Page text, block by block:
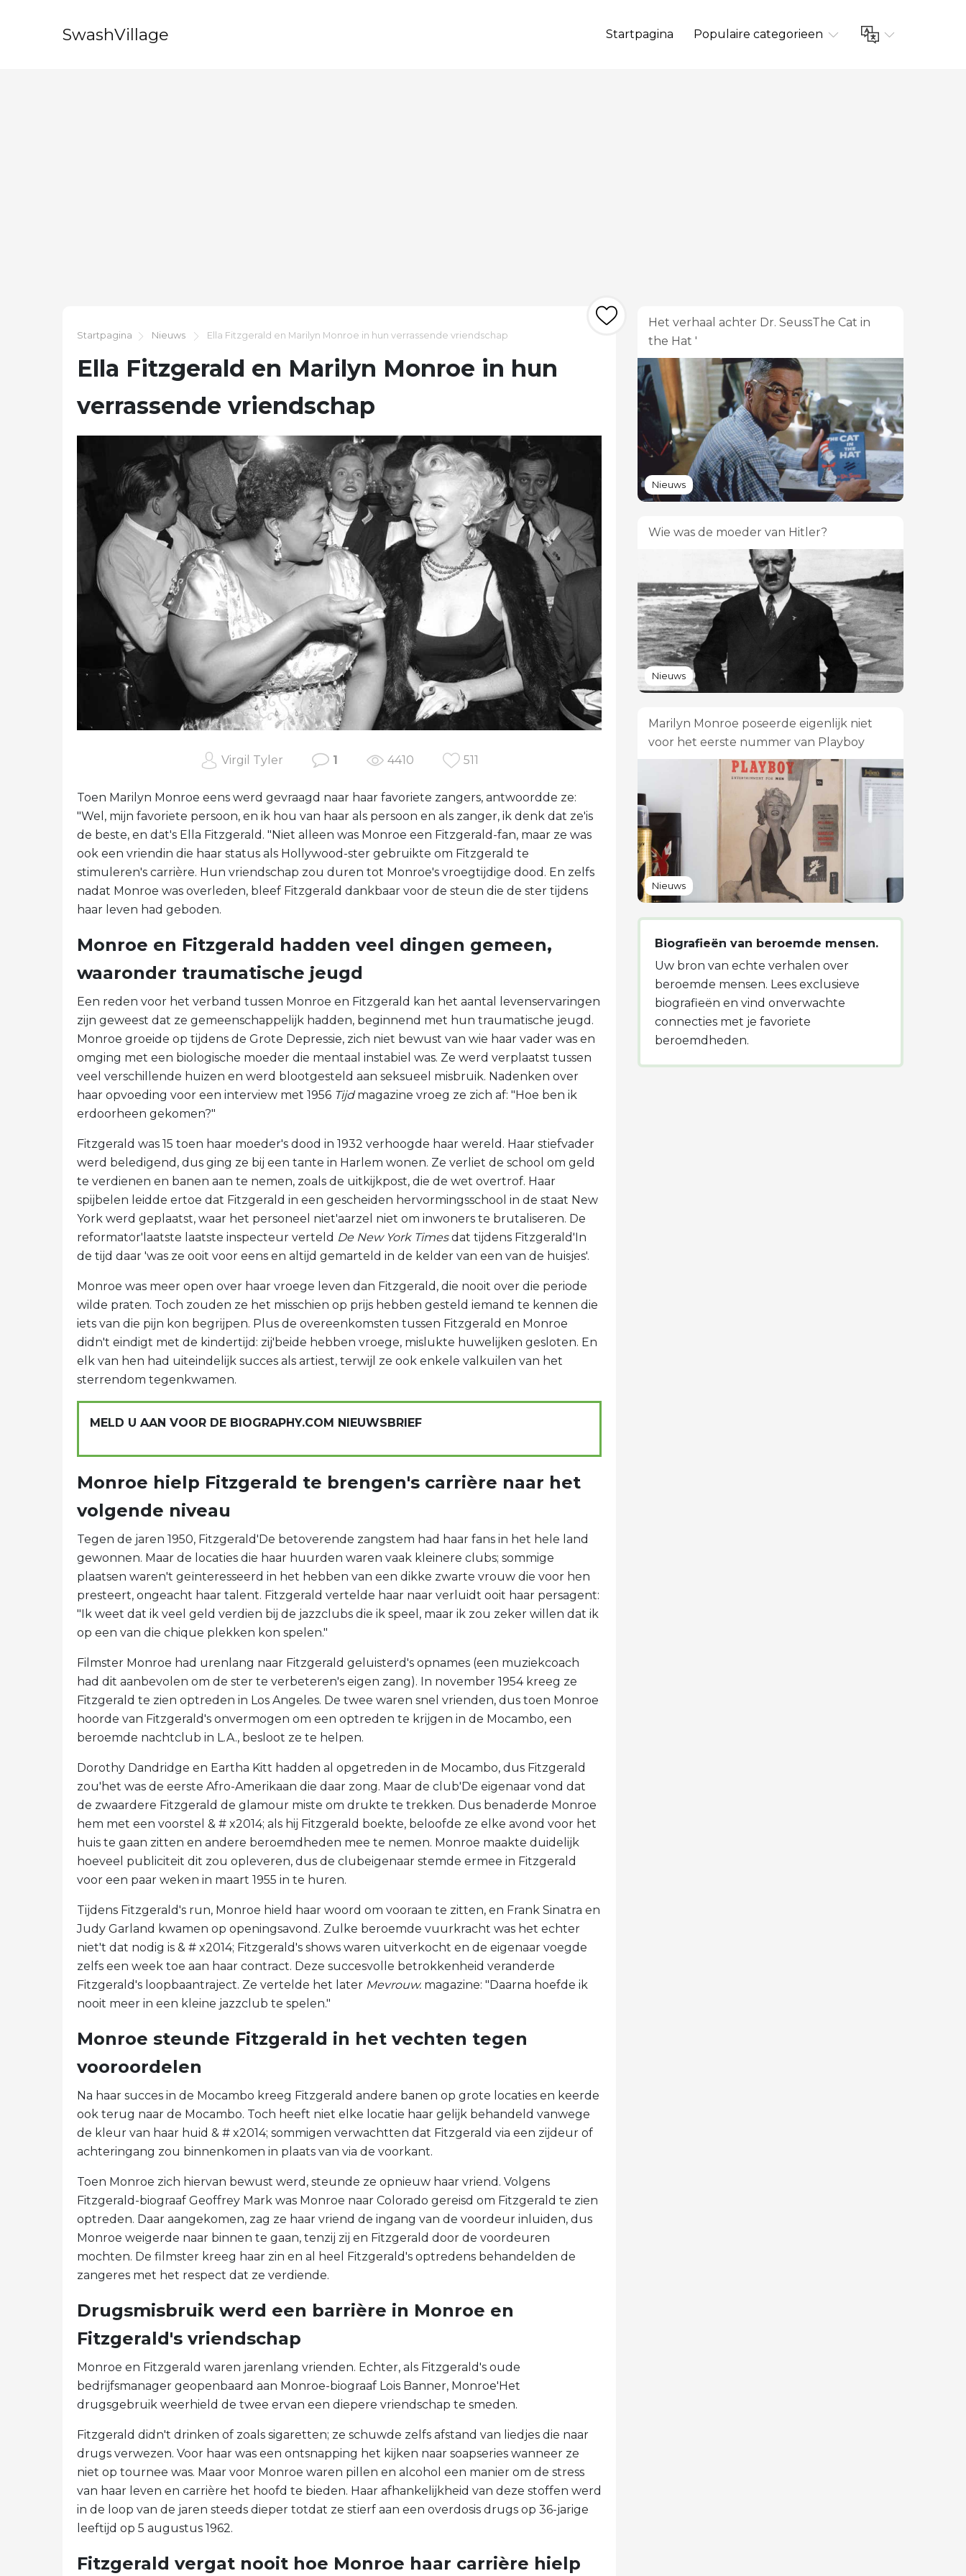
SwashVillage Startpagina Populaire categorieen
Startpagina Nieuws Ella Fitzgerald en Marilyn Monroe in hun verrassende vriendschap
Ella Fitzgerald en Marilyn Monroe in hun
verrassende vriendschap
Virgil Tyler 1 4410 511
Toen Marilyn Monroe eens werd gevraagd naar haar favoriete zangers, antwoordde ze:
"Wel, mijn favoriete persoon, en ik hou van haar als persoon en als zanger, ik denk dat ze'is
de beste, en dat's Ella Fitzgerald. "Niet alleen was Monroe een Fitzgerald-fan, maar ze was
ook een vriendin die haar status als Hollywood-ster gebruikte om Fitzgerald te
stimuleren's carrière. Hun vriendschap zou duren tot Monroe's vroegtijdige dood. En zelfs
nadat Monroe was overleden, bleef Fitzgerald dankbaar voor de steun die de ster tijdens
haar leven had geboden.
Monroe en Fitzgerald hadden veel dingen gemeen,
waaronder traumatische jeugd
Een reden voor het verband tussen Monroe en Fitzgerald kan het aantal levenservaringen
zijn geweest dat ze gemeenschappelijk hadden, beginnend met hun traumatische jeugd.
Monroe groeide op tijdens de Grote Depressie, zich niet bewust van wie haar vader was en
omging met een biologische moeder die mentaal instabiel was. Ze werd verplaatst tussen
veel verschillende huizen en werd blootgesteld aan seksueel misbruik. Nadenken over
haar opvoeding voor een interview met 1956 Tijdmagazine vroeg ze zich af: "Hoe ben ik
erdoorheen gekomen?"
Fitzgerald was 15 toen haar moeder's dood in 1932 verhoogde haar wereld. Haar stiefvader
werd beledigend, dus ging ze bij een tante in Harlem wonen. Ze verliet de school om geld
te verdienen en banen aan te nemen, zoals de uitkijkpost, die de wet overtrof. Haar
spijbelen leidde ertoe dat Fitzgerald in een gescheiden hervormingsschool in de staat New
York werd geplaatst, waar het personeel niet'aarzel niet om inwoners te brutaliseren. De
reformator'laatste laatste inspecteur verteld De New York Timesdat tijdens Fitzgerald'In
de tijd daar 'was ze ooit voor eens en altijd gemarteld in de kelder van een van de huisjes'.
Monroe was meer open over haar vroege leven dan Fitzgerald, die nooit over die periode
wilde praten. Toch zouden ze het misschien op prijs hebben gesteld iemand te kennen die
iets van die pijn kon begrijpen. Plus de overeenkomsten tussen Fitzgerald en Monroe
didn't eindigt met de kindertijd: zij'beide hebben vroege, mislukte huwelijken gesloten. En
elk van hen had uiteindelijk succes als artiest, terwijl ze ook enkele valkuilen van het
sterrendom tegenkwamen.
MELD U AAN VOOR DE BIOGRAPHY.COM NIEUWSBRIEF
Monroe hielp Fitzgerald te brengen's carrière naar het
volgende niveau
Tegen de jaren 1950, Fitzgerald'De betoverende zangstem had haar fans in het hele land
gewonnen. Maar de locaties die haar huurden waren vaak kleinere clubs; sommige
plaatsen waren't geïnteresseerd in het hebben van een dikke zwarte vrouw die voor hen
presteert, ongeacht haar talent. Fitzgerald vertelde haar naar verluidt ooit haar persagent:
"Ik weet dat ik veel geld verdien bij de jazzclubs die ik speel, maar ik zou zeker willen dat ik
op een van die chique plekken kon spelen."
Filmster Monroe had urenlang naar Fitzgerald geluisterd's opnames (een muziekcoach
had dit aanbevolen om de ster te verbeteren's eigen zang). In november 1954 kreeg ze
Fitzgerald te zien optreden in Los Angeles. De twee waren snel vrienden, dus toen Monroe
hoorde van Fitzgerald's onvermogen om een ​​optreden te krijgen in de Mocambo, een
beroemde nachtclub in L.A., besloot ze te helpen.
Dorothy Dandridge en Eartha Kitt hadden al opgetreden in de Mocambo, dus Fitzgerald
zou'het was de eerste Afro-Amerikaan die daar zong. Maar de club'De eigenaar vond dat
de zwaardere Fitzgerald de glamour miste om drukte te trekken. Dus benaderde Monroe
hem met een voorstel & # x2014; als hij Fitzgerald boekte, beloofde ze elke avond voor het
huis te gaan zitten en andere beroemdheden mee te nemen. Monroe maakte duidelijk
hoeveel publiciteit dit zou opleveren, dus de clubeigenaar stemde ermee in Fitzgerald
voor een paar weken in maart 1955 in te huren.
Tijdens Fitzgerald's run, Monroe hield haar woord om vooraan te zitten, en Frank Sinatra en
Judy Garland kwamen op openingsavond. Zulke beroemde vuurkracht was het echter
niet't dat nodig is & # x2014; Fitzgerald's shows waren uitverkocht en de eigenaar voegde
zelfs een week toe aan haar contract. Deze succesvolle betrokkenheid veranderde
Fitzgerald's loopbaantraject. Ze vertelde het later Mevrouw. magazine: "Daarna hoefde ik
nooit meer in een kleine jazzclub te spelen."
Monroe steunde Fitzgerald in het vechten tegen
vooroordelen
Na haar succes in de Mocambo kreeg Fitzgerald andere banen op grote locaties en keerde
ook terug naar de Mocambo. Toch heeft niet elke locatie haar gelijk behandeld vanwege
de kleur van haar huid & # x2014; sommigen verwachtten dat Fitzgerald via een zijdeur of
achteringang zou binnenkomen in plaats van via de voorkant.
Toen Monroe zich hiervan bewust werd, steunde ze opnieuw haar vriend. Volgens
Fitzgerald-biograaf Geoffrey Mark was Monroe naar Colorado gereisd om Fitzgerald te zien
optreden. Daar aangekomen, zag ze haar vriend de ingang van de voordeur inluiden, dus
Monroe weigerde naar binnen te gaan, tenzij zij en Fitzgerald door de voordeuren
mochten. De filmster kreeg haar zin en al heel Fitzgerald's optredens behandelden de
zangeres met het respect dat ze verdiende.
Drugsmisbruik werd een barrière in Monroe en
Fitzgerald's vriendschap
Monroe en Fitzgerald waren jarenlang vrienden. Echter, als Fitzgerald's oude
bedrijfsmanager geopenbaard aan Monroe-biograaf Lois Banner, Monroe'Het
drugsgebruik weerhield de twee ervan een diepere vriendschap te smeden.
Fitzgerald didn't drinken of zoals sigaretten; ze schuwde zelfs afstand van liedjes die naar
drugs verwezen. Voor haar was een ontsnapping het kijken naar soapseries wanneer ze
niet op tournee was. Maar voor Monroe waren pillen en alcohol een manier om de stress
van haar leven en carrière het hoofd te bieden. Haar afhankelijkheid van deze stoffen werd
in de loop van de jaren steeds dieper totdat ze stierf aan een overdosis drugs op 36-jarige
leeftijd op 5 augustus 1962.
Fitzgerald vergat nooit hoe Monroe haar carrière hielp
Het verhaal achter Dr. SeussThe Cat in
the Hat '
Nieuws
Wie was de moeder van Hitler?
Nieuws
Marilyn Monroe poseerde eigenlijk niet
voor het eerste nummer van Playboy
Nieuws
Biografieën van beroemde mensen.
Uw bron van echte verhalen over
beroemde mensen. Lees exclusieve
biografieën en vind onverwachte
connecties met je favoriete
beroemdheden.